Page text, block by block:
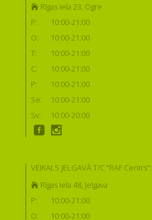
Rīgas iela 23, Ogre
P:
10:00-21:00
O:
10:00-21:00
T:
10:00-21:00
C:
10:00-21:00
P:
10:00-21:00
Se:
10:00-21:00
Sv:
10:00-20:00
VEIKALS JELGAVĀ T/C "RAF Centrs":
Rīgas iela 48, Jelgava
P:
10:00-21:00
O:
10:00-21:00